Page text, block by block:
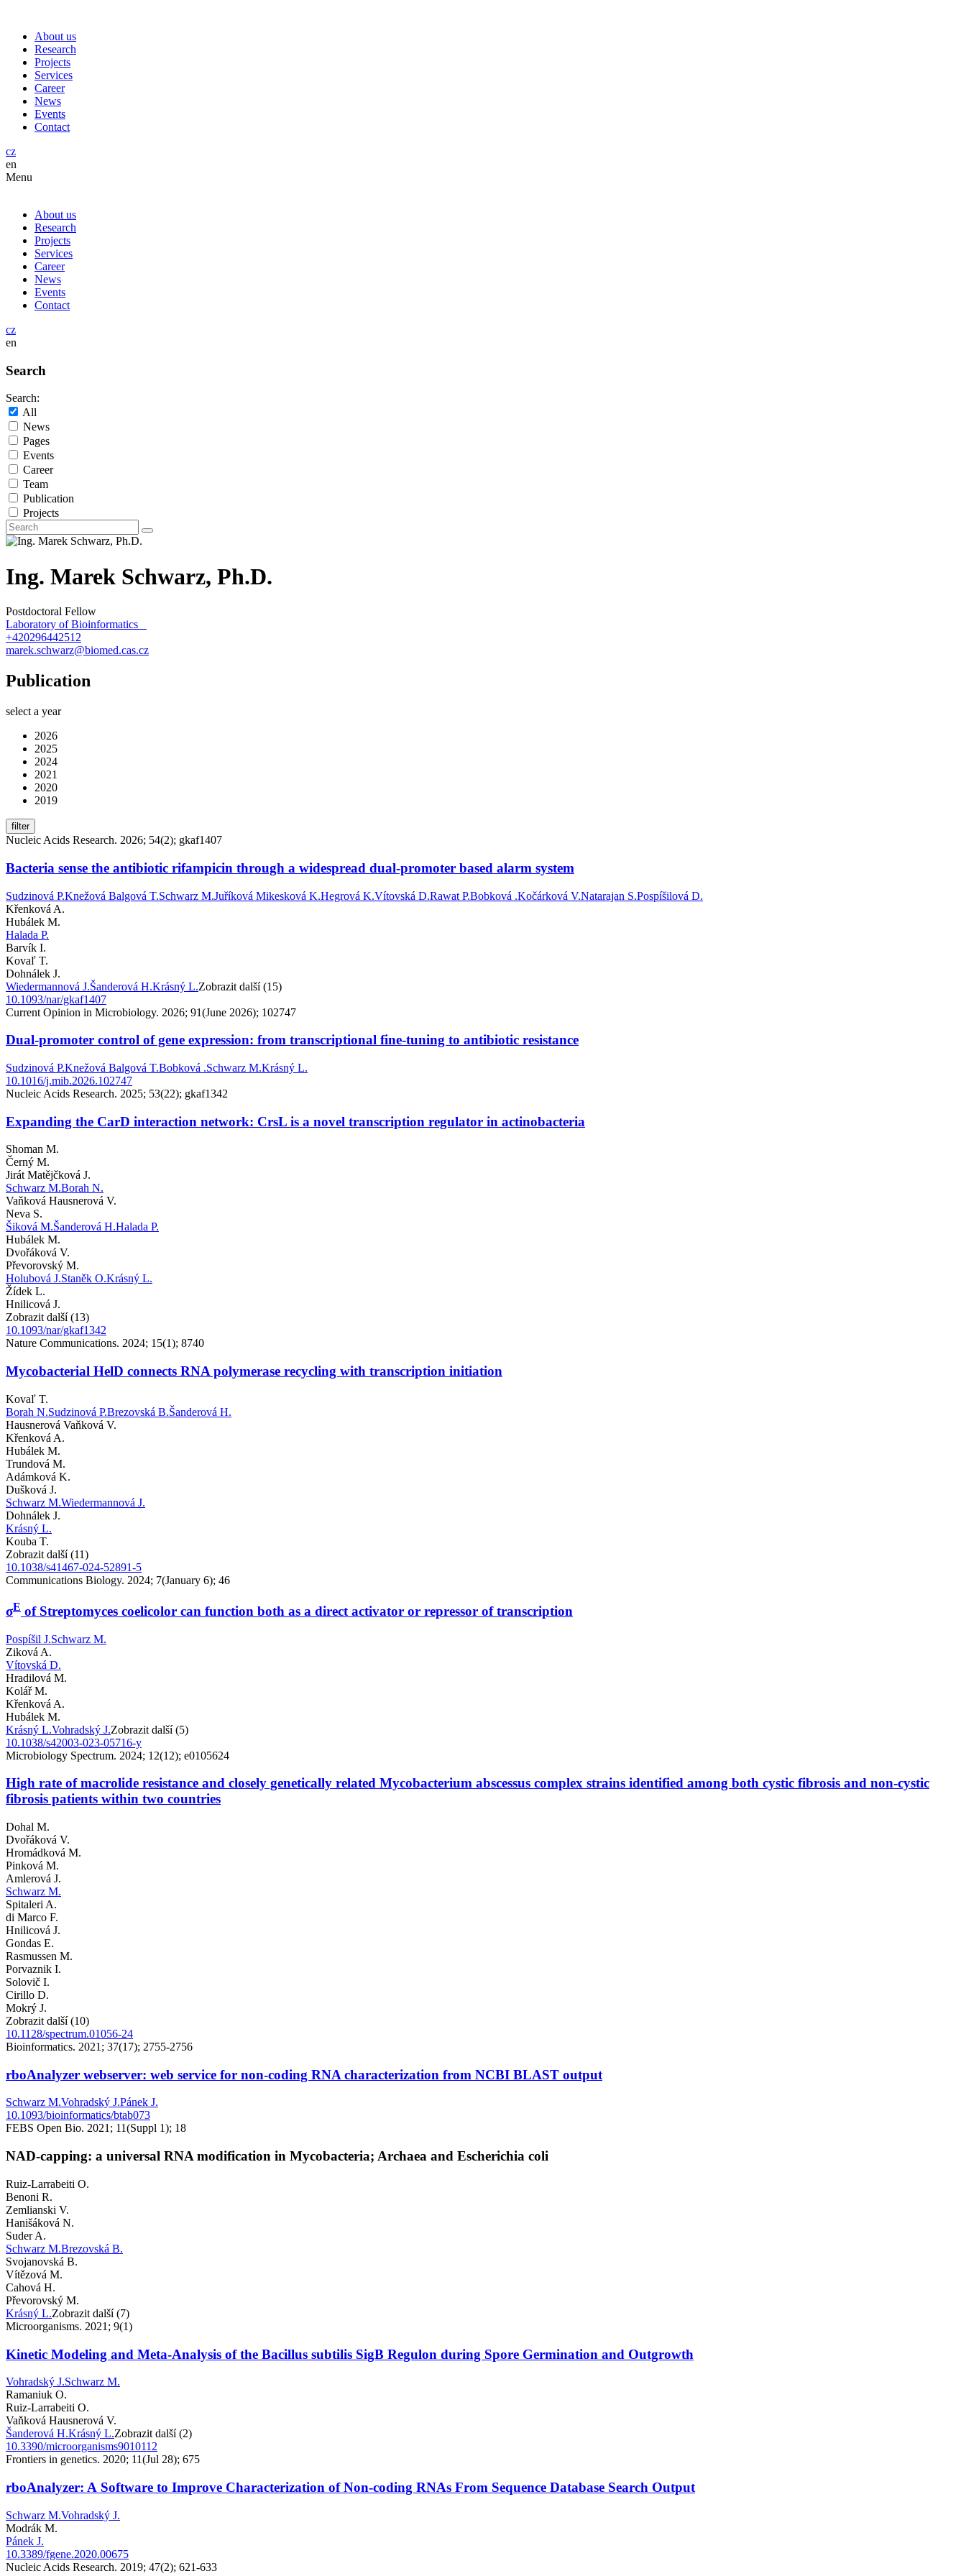
About us
Research
Projects
Services
Career
News
Events
Contact
cz
en
Menu
About us
Research
Projects
Services
Career
News
Events
Contact
cz
en
Search
Search:
All
News
Pages
Events
Career
Team
Publication
Projects
Ing. Marek Schwarz, Ph.D.
Postdoctoral Fellow
Laboratory of Bioinformatics
+420296442512
marek.schwarz@biomed.cas.cz
Publication
select a year
2026
2025
2024
2021
2020
2019
filter
Nucleic Acids Research. 2026; 54(2); gkaf1407
Bacteria sense the antibiotic rifampicin through a widespread dual-promoter based alarm system
Sudzinová P.Knežová Balgová T.Schwarz M.Juříková Mikesková K.Hegrová K.Vítovská D.Rawat P.Bobková .Kočárková V.Natarajan S.Pospíšilová D.
Křenková A.
Hubálek M.
Halada P.
Barvík I.
Kovaľ T.
Dohnálek J.
Wiedermannová J.Šanderová H.Krásný L.Zobrazit další (15)
10.1093/nar/gkaf1407
Current Opinion in Microbiology. 2026; 91(June 2026); 102747
Dual-promoter control of gene expression: from transcriptional fine-tuning to antibiotic resistance
Sudzinová P.Knežová Balgová T.Bobková .Schwarz M.Krásný L.
10.1016/j.mib.2026.102747
Nucleic Acids Research. 2025; 53(22); gkaf1342
Expanding the CarD interaction network: CrsL is a novel transcription regulator in actinobacteria
Shoman M.
Černý M.
Jirát Matějčková J.
Schwarz M.Borah N.
Vaňková Hausnerová V.
Neva S.
Šiková M.Šanderová H.Halada P.
Hubálek M.
Dvořáková V.
Převorovský M.
Holubová J.Staněk O.Krásný L.
Žídek L.
Hnilicová J.
Zobrazit další (13)
10.1093/nar/gkaf1342
Nature Communications. 2024; 15(1); 8740
Mycobacterial HelD connects RNA polymerase recycling with transcription initiation
Kovaľ T.
Borah N.Sudzinová P.Brezovská B.Šanderová H.
Hausnerová Vaňková V.
Křenková A.
Hubálek M.
Trundová M.
Adámková K.
Dušková J.
Schwarz M.Wiedermannová J.
Dohnálek J.
Krásný L.
Kouba T.
Zobrazit další (11)
10.1038/s41467-024-52891-5
Communications Biology. 2024; 7(January 6); 46
σE of Streptomyces coelicolor can function both as a direct activator or repressor of transcription
Pospíšil J.Schwarz M.
Ziková A.
Vítovská D.
Hradilová M.
Kolář M.
Křenková A.
Hubálek M.
Krásný L.Vohradský J.Zobrazit další (5)
10.1038/s42003-023-05716-y
Microbiology Spectrum. 2024; 12(12); e0105624
High rate of macrolide resistance and closely genetically related Mycobacterium abscessus complex strains identified among both cystic fibrosis and non-cystic
fibrosis patients within two countries
Dohal M.
Dvořáková V.
Hromádková M.
Pinková M.
Amlerová J.
Schwarz M.
Spitaleri A.
di Marco F.
Hnilicová J.
Gondas E.
Rasmussen M.
Porvaznik I.
Solovič I.
Cirillo D.
Mokrý J.
Zobrazit další (10)
10.1128/spectrum.01056-24
Bioinformatics. 2021; 37(17); 2755-2756
rboAnalyzer webserver: web service for non-coding RNA characterization from NCBI BLAST output
Schwarz M.Vohradský J.Pánek J.
10.1093/bioinformatics/btab073
FEBS Open Bio. 2021; 11(Suppl 1); 18
NAD-capping: a universal RNA modification in Mycobacteria; Archaea and Escherichia coli
Ruiz-Larrabeiti O.
Benoni R.
Zemlianski V.
Hanišáková N.
Suder A.
Schwarz M.Brezovská B.
Svojanovská B.
Vítězová M.
Cahová H.
Převorovský M.
Krásný L.Zobrazit další (7)
Microorganisms. 2021; 9(1)
Kinetic Modeling and Meta-Analysis of the Bacillus subtilis SigB Regulon during Spore Germination and Outgrowth
Vohradský J.Schwarz M.
Ramaniuk O.
Ruiz-Larrabeiti O.
Vaňková Hausnerová V.
Šanderová H.Krásný L.Zobrazit další (2)
10.3390/microorganisms9010112
Frontiers in genetics. 2020; 11(Jul 28); 675
rboAnalyzer: A Software to Improve Characterization of Non-coding RNAs From Sequence Database Search Output
Schwarz M.Vohradský J.
Modrák M.
Pánek J.
10.3389/fgene.2020.00675
Nucleic Acids Research. 2019; 47(2); 621-633